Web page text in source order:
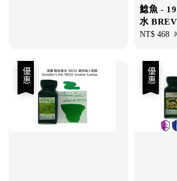
鯰魚 -
水
Sale
NT$ 468
優惠 優惠